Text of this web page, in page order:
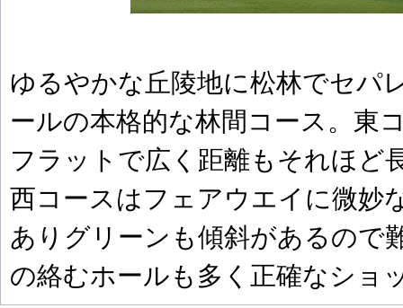
ゆるやかな丘陵地に松林でセパ
ールの本格的な林間コース。東
フラットで広く距離もそれほど
西コースはフェアウエイに微妙
ありグリーンも傾斜があるので
の絡むホールも多く正確なショ